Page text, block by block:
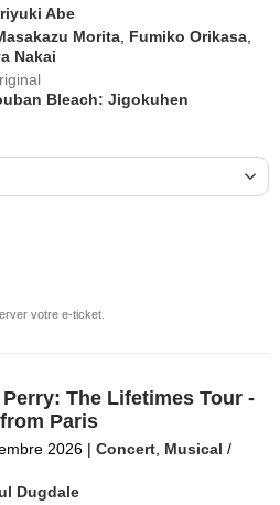
Abe
Morita Fumiko Orikasa
Nakai
Bleach: Jigokuhen
votre e-ticket.
The Lifetimes Tour -
Paris
2026 | Concert Musical /
Dugdale